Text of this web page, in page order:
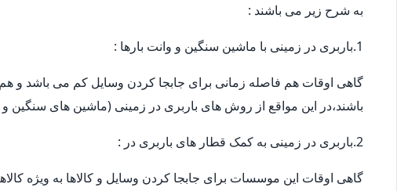
به شرح زیر می باشند :
1.باربری در زمینی با ماشین سنگین و وانت بارها :
گاهی اوقات هم فاصله زمانی برای جابجا کردن وسایل کم می باشد و هم
باشند،در این مواقع از روش های باربری در زمینی (ماشین های سنگین
2.باربری در زمینی به کمک قطار های باربری در :
گاهی اوقات این موسسات برای جابجا کردن وسایل و کالاها به ویژه